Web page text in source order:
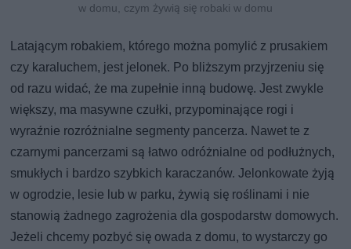
w domu, czym żywią się robaki w domu
Latającym robakiem, którego można pomylić z prusakiem
czy karaluchem, jest jelonek. Po bliższym przyjrzeniu się
od razu widać, że ma zupełnie inną budowę. Jest zwykle
większy, ma masywne czułki, przypominające rogi i
wyraźnie rozróżnialne segmenty pancerza. Nawet te z
czarnymi pancerzami są łatwo odróżnialne od podłużnych,
smukłych i bardzo szybkich karaczanów. Jelonkowate żyją
w ogrodzie, lesie lub w parku, żywią się roślinami i nie
stanowią żadnego zagrożenia dla gospodarstw domowych.
Jeżeli chcemy pozbyć się owada z domu, to wystarczy go